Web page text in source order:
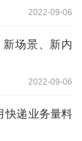
2022-09-06
场景、新内
2022-09-06
快递业务量料